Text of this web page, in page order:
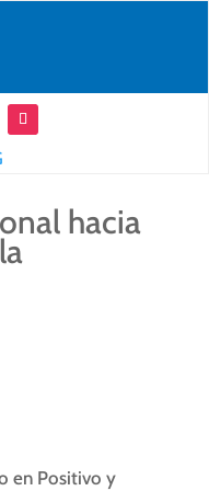
hacia
en Positivo y